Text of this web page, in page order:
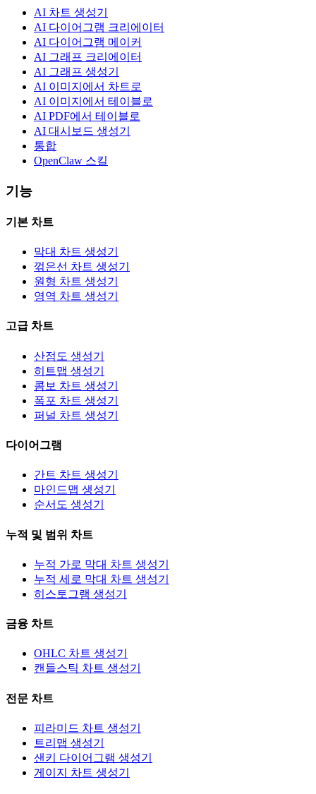
AI 차트 생성기
AI 다이어그램 크리에이터
AI 다이어그램 메이커
AI 그래프 크리에이터
AI 그래프 생성기
AI 이미지에서 차트로
AI 이미지에서 테이블로
AI PDF에서 테이블로
AI 대시보드 생성기
통합
OpenClaw 스킬
기능
기본 차트
막대 차트 생성기
꺾은선 차트 생성기
원형 차트 생성기
영역 차트 생성기
고급 차트
산점도 생성기
히트맵 생성기
콤보 차트 생성기
폭포 차트 생성기
퍼널 차트 생성기
다이어그램
간트 차트 생성기
마인드맵 생성기
순서도 생성기
누적 및 범위 차트
누적 가로 막대 차트 생성기
누적 세로 막대 차트 생성기
히스토그램 생성기
금융 차트
OHLC 차트 생성기
캔들스틱 차트 생성기
전문 차트
피라미드 차트 생성기
트리맵 생성기
샌키 다이어그램 생성기
게이지 차트 생성기